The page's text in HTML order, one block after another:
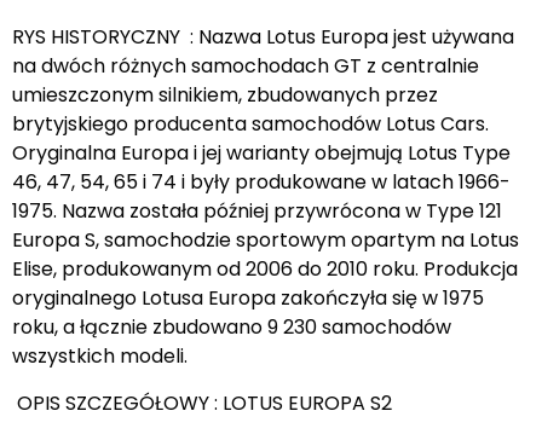
RYS HISTORYCZNY : Nazwa Lotus Europa jest używana
na dwóch różnych samochodach GT z centralnie
umieszczonym silnikiem, zbudowanych przez
brytyjskiego producenta samochodów Lotus Cars.
Oryginalna Europa i jej warianty obejmują Lotus Type
46, 47, 54, 65 i 74 i były produkowane w latach 1966-
1975. Nazwa została później przywrócona w Type 121
Europa S, samochodzie sportowym opartym na Lotus
Elise, produkowanym od 2006 do 2010 roku. Produkcja
oryginalnego Lotusa Europa zakończyła się w 1975
roku, a łącznie zbudowano 9 230 samochodów
wszystkich modeli.
OPIS SZCZEGÓŁOWY : LOTUS EUROPA S2